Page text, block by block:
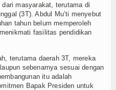
masyarakat, terutama di
(3T). Abdul Mu’ti menyebut
tahun belum memperoleh
fasilitas pendidikan
terutama daerah 3T, mereka
sebenarnya sesuai dengan
itu adalah
Bapak Presiden untuk